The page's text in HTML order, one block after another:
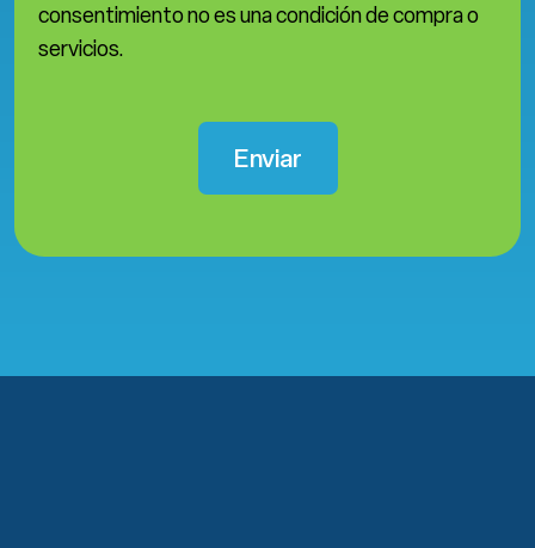
consentimiento no es una condición de compra o
servicios.